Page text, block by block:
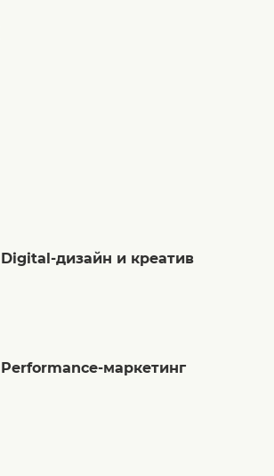
Digital-дизайн и креатив
Performance-маркетинг